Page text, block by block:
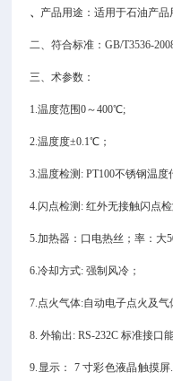
、 产品用途：适用于石油产品
二、符合标准：GB/T3536-
三、术参数：
1.温度范围0～400℃;
2.温度度±0.1℃；
3.温度检测: PT100不锈钢温度
4.闪点检测: 红外无接触闪点检
5.加热器：口电热丝；率：大
6.冷却方式: 强制风冷；
7.点火气体:自动电子点火及气
8. 外输出: RS-232C 标准接口
9.显示： 7 寸彩色液晶触摸屏.